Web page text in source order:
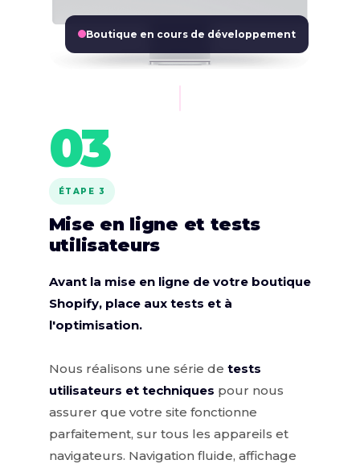
Boutique en cours de développement
03
ÉTAPE 3
Mise en ligne et tests
utilisateurs
Avant la mise en ligne de votre boutique
Shopify, place aux tests et à
l'optimisation.
Nous réalisons une série de tests
utilisateurs et techniques pour nous
assurer que votre site fonctionne
parfaitement, sur tous les appareils et
navigateurs. Navigation fluide, affichage